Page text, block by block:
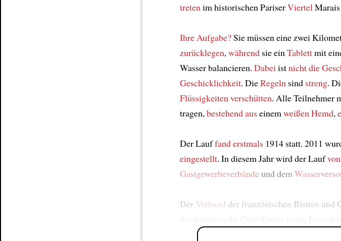
treten im historischen PariserViertel Marais
Ihre Aufgabe?Sie müssen eine zwei
zurücklegen, während sie ein Tablettmit
Wasser balancieren. Dabei istnicht die
Geschicklichkeit. DieRegeln sind streng.
Flüssigkeiten verschütten. Alle Teilnehmer
tragen, bestehend auseinem weißen Hemd,
Der Lauffanderstmals 1914 statt. 2011
eingestellt. In diesem Jahr wird der Lauf
Gastgewerbeverbändeund dem
Der Verband der französischen Bistros und